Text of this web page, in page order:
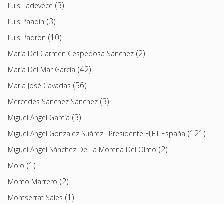
Luis Ladevece (3)
Luis Paadín (3)
Luis Padron (10)
María Del Carmen Cespedosa Sánchez (2)
María Del Mar García (42)
Maria José Cavadas (56)
Mercedes Sánchez Sánchez (3)
Miguel Ángel García (3)
Miguel Angel Gonzalez Suárez · Presidente FIJET España (121)
Miguel Ángel Sánchez De La Morena Del Olmo (2)
Moio (1)
Momo Marrero (2)
Montserrat Sales (1)